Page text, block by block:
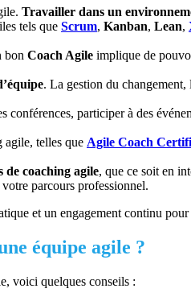
Travailler dans un
tels que Scrum, Kanban, Lean,
bon Coach Agile implique de
. La gestion du
conférences, participer à des
agile, telles que Agile Coach
de coaching agile, que ce soit en
parcours professionnel.
et un engagement continu
équipe agile ?
voici quelques conseils :